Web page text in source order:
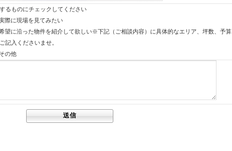
るものにチェックしてください
際に現場を見てみたい
望に沿った物件を紹介して欲しい※下記（ご相談内容）に具体的なエリア、坪数、予算
記入くださいませ。
その他